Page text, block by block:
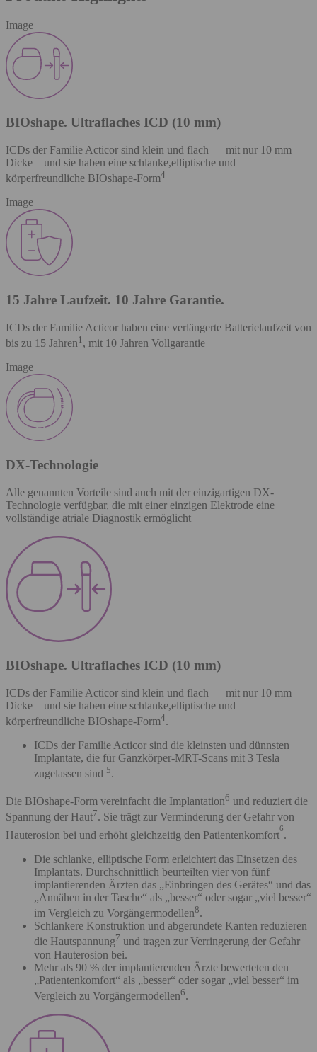
Image
BIOshape. Ultraflaches ICD (10 mm)
ICDs der Familie Acticor sind klein und flach — mit nur 10 mm
Dicke – und sie haben eine schlanke,elliptische und
körperfreundliche BIOshape-Form4
Image
15 Jahre Laufzeit. 10 Jahre Garantie.
ICDs der Familie Acticor haben eine verlängerte Batterielaufzeit von
bis zu 15 Jahren1 , mit 10 Jahren Vollgarantie
Image
DX-Technologie
Alle genannten Vorteile sind auch mit der einzigartigen DX-
Technologie verfügbar, die mit einer einzigen Elektrode eine
vollständige atriale Diagnostik ermöglicht
BIOshape. Ultraflaches ICD (10 mm)
ICDs der Familie Acticor sind klein und flach — mit nur 10 mm
Dicke – und sie haben eine schlanke,elliptische und
körperfreundliche BIOshape-Form4.
ICDs der Familie Acticor sind die kleinsten und dünnsten
Implantate, die für Ganzkörper-MRT-Scans mit 3 Tesla
zugelassen sind 5.
Die BIOshape-Form vereinfacht die Implantation6 und reduziert die
Spannung der Haut7. Sie trägt zur Verminderung der Gefahr von
Hauterosion bei und erhöht gleichzeitig den Patientenkomfort
6
.
Die schlanke, elliptische Form erleichtert das Einsetzen des
Implantats. Durchschnittlich beurteilten vier von fünf
implantierenden Ärzten das „Einbringen des Gerätes“ und das
„Annähen in der Tasche“ als „besser“ oder sogar „viel besser“
im Vergleich zu Vorgängermodellen8.
Schlankere Konstruktion und abgerundete Kanten reduzieren
die Hautspannung7 und tragen zur Verringerung der Gefahr
von Hauterosion bei.
Mehr als 90 % der implantierenden Ärzte bewerteten den
„Patientenkomfort“ als „besser“ oder sogar „viel besser“ im
Vergleich zu Vorgängermodellen6.